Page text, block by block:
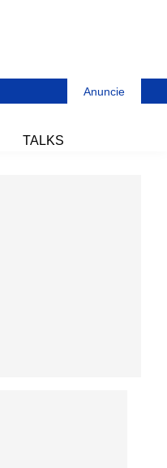
Anuncie
TALKS